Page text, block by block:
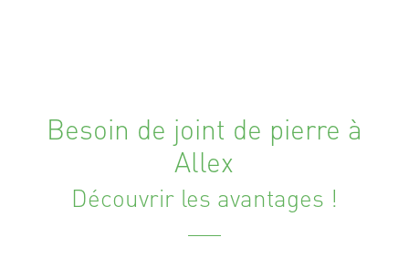
Besoin de joint de pierre à
Allex
Découvrir les avantages !